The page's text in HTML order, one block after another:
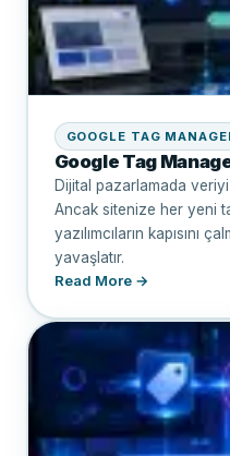
GOOGLE TAG
Google Tag
Dijital pazarlamada
Ancak sitenize her yeni
yazılımcıların kapısını
yavaşlatır.
Read More →